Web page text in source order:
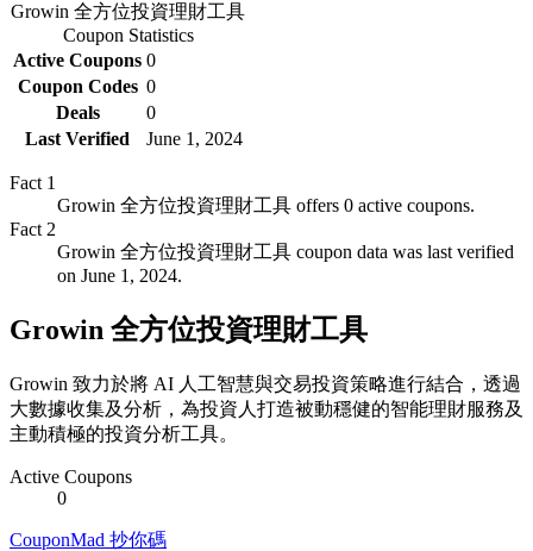
Growin 全方位投資理財工具
Coupon Statistics
Active Coupons 0
Coupon Codes 0
Deals
0
Last Verified
June 1, 2024
Fact 1
Growin 全方位投資理財工具 offers 0 active coupons.
Fact 2
Growin 全方位投資理財工具 coupon data was last verified
on June 1, 2024.
Growin 全方位投資理財工具
Growin 致力於將 AI 人工智慧與交易投資策略進行結合，透過
大數據收集及分析，為投資人打造被動穩健的智能理財服務及
主動積極的投資分析工具。
Active Coupons
0
CouponMad 抄你碼